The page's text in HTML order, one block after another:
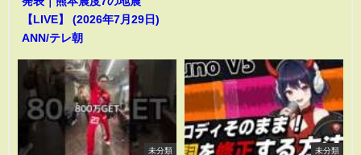
【LIVE】 (2026年7月29日)
ANN/テレ朝
未分類 未分類